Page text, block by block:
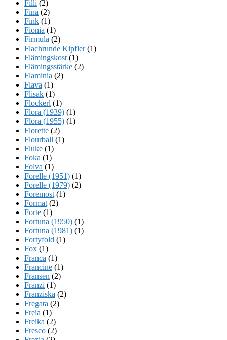
Filli (2)
Fina (2)
Fink (1)
Fionia (1)
Firmula (2)
Flachrunde Kipfler(1)
Flämingskost (1)
Flämingsstärke (2)
Flaminia (2)
Flava (1)
Flisak (1)
Flockerl (1)
Flora (1939) (1)
Flora (1955) (1)
Florette (2)
Flourball (1)
Fluke (1)
Foka (1)
Folva (1)
Forelle (1951) (1)
Forelle (1979) (2)
Foremost (1)
Format (2)
Forte (1)
Fortuna (1950) (1)
Fortuna (1981) (1)
Fortyfold (1)
Fox (1)
Franca (1)
Francine (1)
Fransen (2)
Franzi (1)
Franziska (2)
Fregata (2)
Freia (1)
Freika (2)
Fresco (2)